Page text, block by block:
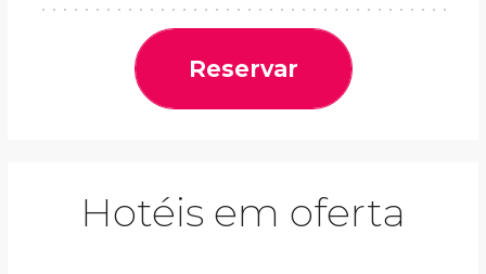
Reservar
Hotéis em oferta